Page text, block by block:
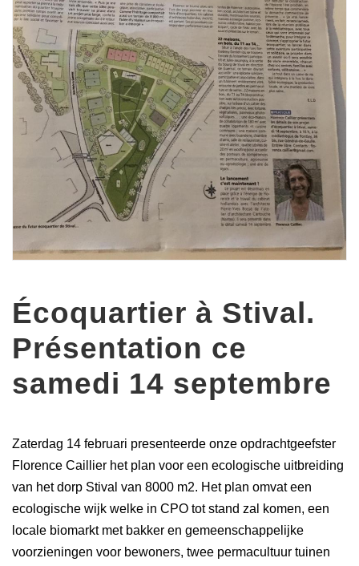
Écoquartier à Stival.
Présentation ce
samedi 14 septembre
Zaterdag 14 februari presenteerde onze opdrachtgeefster
Florence Caillier het plan voor een ecologische uitbreiding
van het dorp Stival van 8000 m2. Het plan omvat een
ecologische wijk welke in CPO tot stand zal komen, een
locale biomarkt met bakker en gemeenschappelijke
voorzieningen voor bewoners, twee permacultuur tuinen